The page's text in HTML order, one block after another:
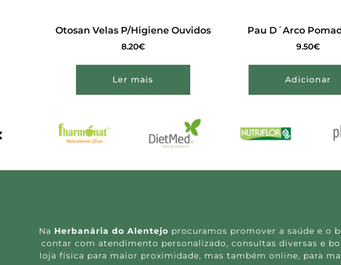
Otosan Velas P/Higiene Ouvidos
8.20€
Ler mais
Pau D´Arco
9.50€
Adicionar
Na Herbanária do Alentejo procuramos promover a saúde e o
contar com atendimento personalizado, consultas diversas e
loja física para maior proximidade, mas também online, para